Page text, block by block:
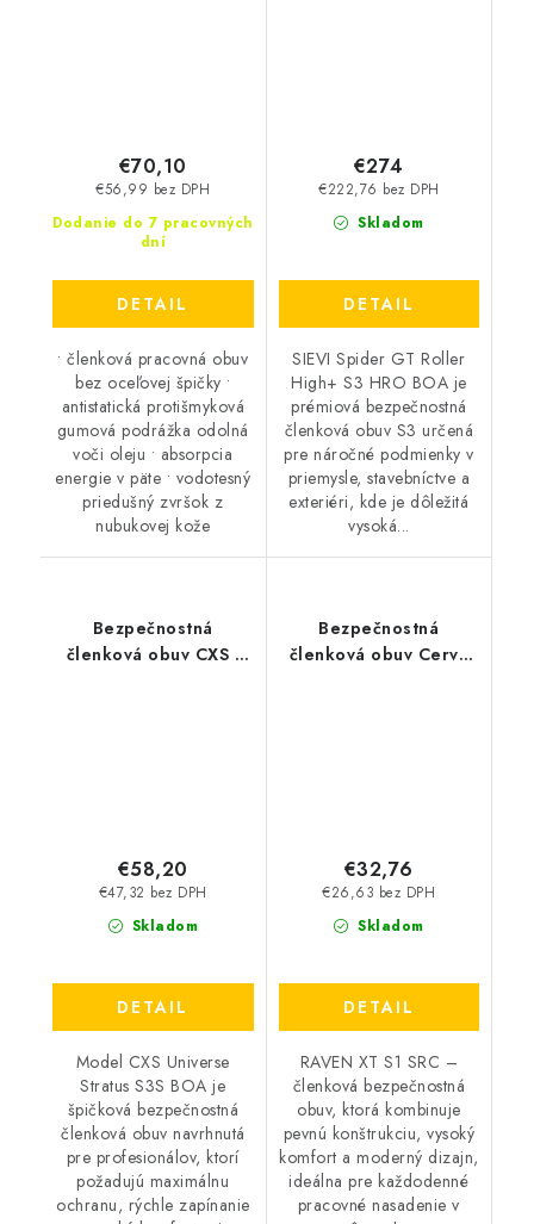
Dodanie do 7 pracovných
dní
€56,99 bez DPH
€70,10
DETAIL
• členková pracovná obuv
bez oceľovej špičky •
antistatická protišmyková
gumová podrážka odolná
voči oleju • absorpcia
energie v päte • vodotesný
priedušný zvršok z
nubukovej kože
Skladom
€222,76 bez DPH
€274
DETAIL
SIEVI Spider GT Roller
High+ S3 HRO BOA je
prémiová bezpečnostná
členková obuv S3 určená
pre náročné podmienky v
priemysle, stavebníctve a
exteriéri, kde je dôležitá
vysoká...
Bezpečnostná
členková obuv CXS -
Skladom
€47,32 bez DPH
€58,20
DETAIL
Model CXS Universe
Stratus S3S BOA je
špičková bezpečnostná
členková obuv navrhnutá
pre profesionálov, ktorí
požadujú maximálnu
ochranu, rýchle zapínanie
Bezpečnostná
členková obuv Cerva
Skladom
€26,63 bez DPH
€32,76
DETAIL
RAVEN XT S1 SRC –
členková bezpečnostná
obuv, ktorá kombinuje
pevnú konštrukciu, vysoký
komfort a moderný dizajn,
ideálna pre každodenné
pracovné nasadenie v